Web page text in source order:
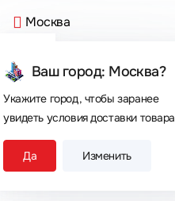
Москва
Ваш город: Москва?
Укажите город, чтобы заранее
увидеть условия доставки товара
Да Изменить
Сегодня покупают
Главная